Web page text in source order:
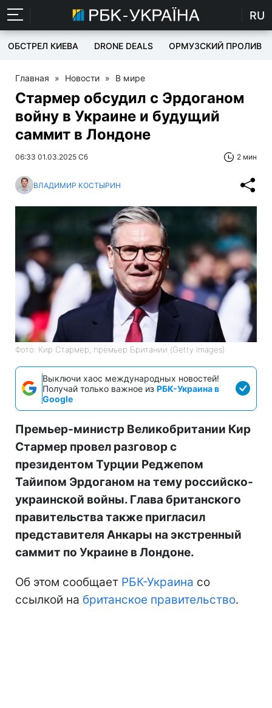
RU
ОБСТРЕЛ КИЕВА DRONE DEALS ОРМУЗСКИЙ ПРОЛИВ
Главная » Новости » В мире
Стармер обсудил с Эрдоганом
войну в Украине и будущий
саммит в Лондоне
06:33 01.03.2025 Сб 2 мин
ВЛАДИМИР КОСТЫРИН
Фото: Кир Стармер, премьер Британии (Getty Images)
Выключи хаос международных новостей!
Получай только важное из РБК-Украина в
Google
Премьер-министр Великобритании Кир
Стармер провел разговор с
президентом Турции Реджепом
Тайипом Эрдоганом на тему российско-
украинской войны. Глава британского
правительства также пригласил
представителя Анкары на экстренный
саммит по Украине в Лондоне.
Об этом сообщает РБК-Украина со
ссылкой на британское правительство.